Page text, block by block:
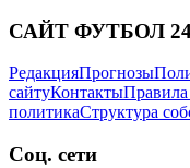
САЙТ ФУТБОЛ
РедакцияПрогнозы
сайтуКонтакты
политикаСтруктура
Соц. сети